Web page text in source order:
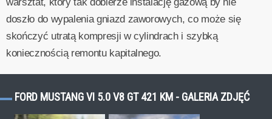
doszło do wypalenia gniazd zaworowych, co może się
skończyć utratą kompresji w cylindrach i szybką
koniecznością remontu kapitalnego.
FORD MUSTANG VI 5.0 V8 GT 421 KM - GALERIA ZDJĘĆ